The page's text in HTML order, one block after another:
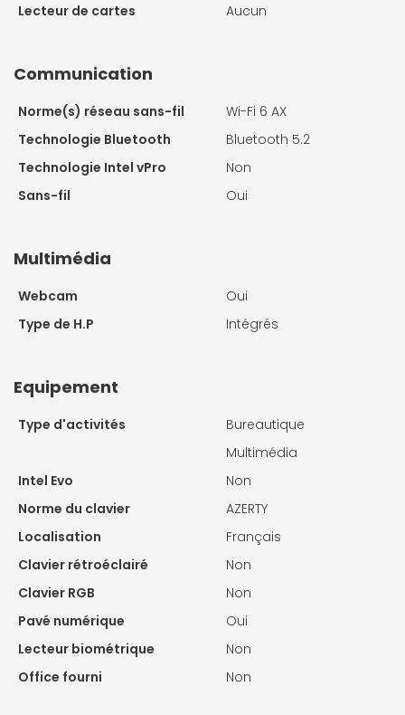
Lecteur de cartes
Aucun
Communication
Norme(s) réseau sans-fil
Wi-Fi 6 AX
Technologie Bluetooth
Bluetooth 5.2
Technologie Intel vPro
Non
Sans-fil
Oui
Multimédia
Webcam
Oui
Type de H.P
Intégrés
Equipement
Type d'activités
Bureautique
Multimédia
Intel Evo
Non
Norme du clavier
AZERTY
Localisation
Français
Clavier rétroéclairé
Non
Clavier RGB
Non
Pavé numérique
Oui
Lecteur biométrique
Non
Office fourni
Non